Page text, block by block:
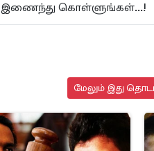
இணைந்து கொள்ளுங்கள்...!
மேலும் இது